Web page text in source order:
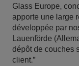
Glass Europe,
apporte une large
développée par
Lauenförde
dépôt de couches
client.”